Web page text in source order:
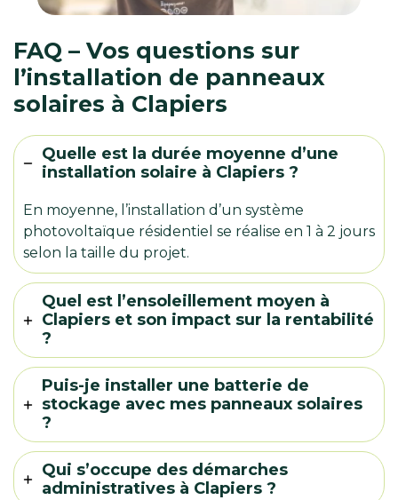
FAQ – Vos questions sur
l’installation de panneaux
solaires à Clapiers
Quelle est la durée moyenne d’une
installation solaire à Clapiers ?
En moyenne, l’installation d’un système
photovoltaïque résidentiel se réalise en 1 à 2 jours
selon la taille du projet.
Quel est l’ensoleillement moyen à
Clapiers et son impact sur la rentabilité
?
Puis-je installer une batterie de
stockage avec mes panneaux solaires
?
Qui s’occupe des démarches
administratives à Clapiers ?